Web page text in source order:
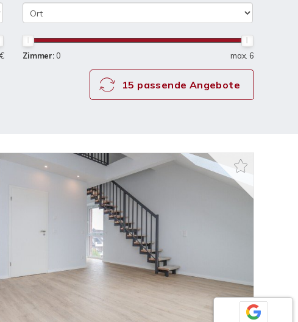
Zimmer: 0 max. 6
15 passende Angebote